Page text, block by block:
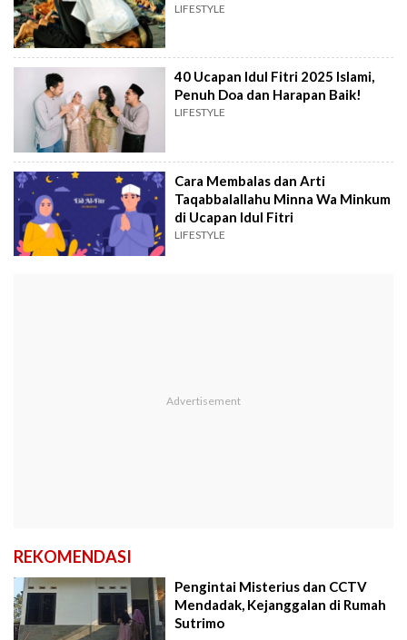
LIFESTYLE
40 Ucapan Idul Fitri 2025 Islami,
Penuh Doa dan Harapan Baik!
LIFESTYLE
Cara Membalas dan Arti
Taqabbalallahu Minna Wa Minkum
di Ucapan Idul Fitri
LIFESTYLE
REKOMENDASI
Pengintai Misterius dan CCTV
Mendadak, Kejanggalan di Rumah
Sutrimo